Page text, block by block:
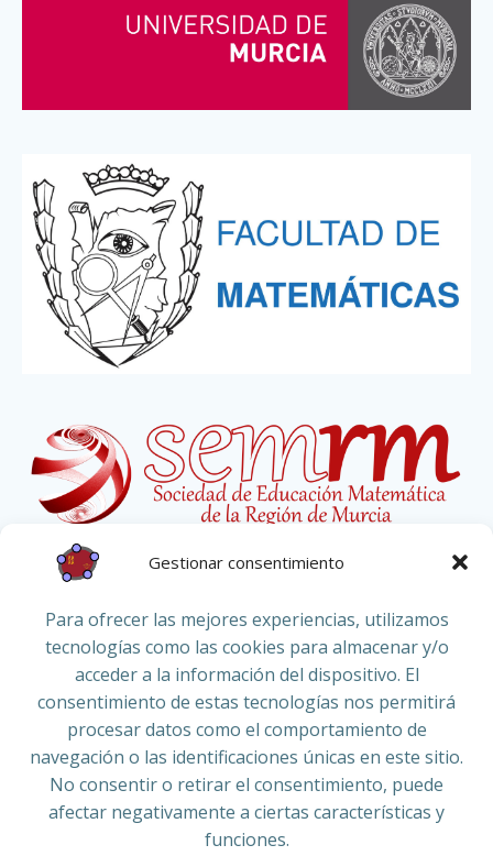
Gestionar consentimiento
Para ofrecer las mejores experiencias, utilizamos
tecnologías como las cookies para almacenar y/o
acceder a la información del dispositivo. El
consentimiento de estas tecnologías nos permitirá
procesar datos como el comportamiento de
navegación o las identificaciones únicas en este sitio.
No consentir o retirar el consentimiento, puede
afectar negativamente a ciertas características y
funciones.
Redes sociales
YouTube